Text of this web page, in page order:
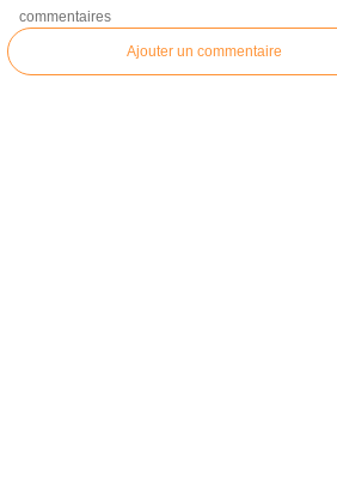
commentaires
Ajouter un commentaire